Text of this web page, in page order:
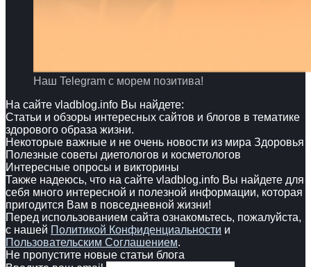
Наш Telegram с морем позитива!
На сайте vladblog.info Вы найдете:
Статьи и обзоры интересных сайтов и блогов в тематике
здорового образа жизни.
Некоторые важные и не очень новости из мира Здоровья
Полезные советы диетологов и косметологов
Интересные опросы и викторины
Также надеюсь, что на сайте vladblog.info Вы найдете для
себя много интересной и полезной информации, которая
пригодится Вам в повседневной жизни!
Перед использованием сайта ознакомьтесь, пожалуйста,
с нашей Политикой Конфиденциальности и
Пользовательским Соглашением.
Не пропустите новые статьи блога